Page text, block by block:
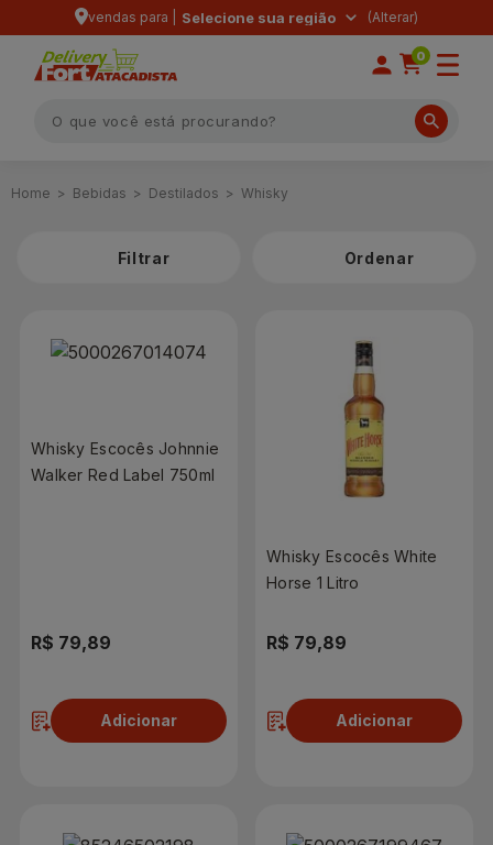
vendas para | Selecione sua região
0
Bebidas Destilados Whisky
Filtrar
Whisky Escocês Johnnie
Walker Red Label 750ml
R$ 79,89
Adicionar
Whisky Escocês White
Horse 1 Litro
R$ 79,89
Adicionar